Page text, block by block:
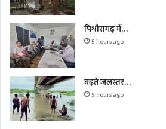
पिथौरागढ़ में…
5 hours ago
बढ़ते जलस्तर…
5 hours ago